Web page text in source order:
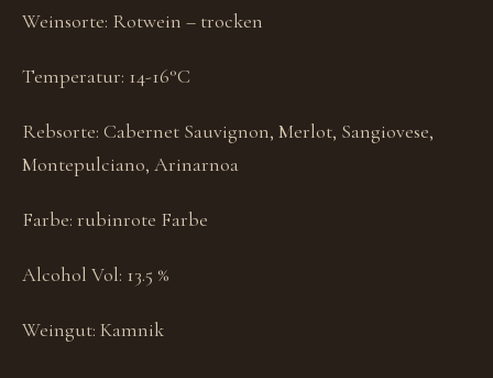
Weinsorte: Rotwein – trocken
Temperatur: 14-16°C
Rebsorte: Cabernet Sauvignon, Merlot, Sangiovese,
Montepulciano, Arinarnoa
Farbe: rubinrote Farbe
Alcohol Vol: 13.5 %
Weingut: Kamnik